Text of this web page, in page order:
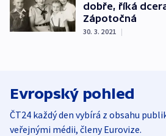
dobře, říká
Zápotočná
30. 3. 2021 |
Evropský pohled
ČT24 každý den vybírá z obsahu
veřejnými médii, členy Eurovize.